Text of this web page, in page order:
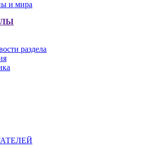
раздела